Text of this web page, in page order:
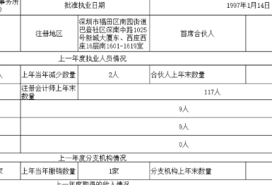
作公司以及宝安区石岩街道办事处所辖社区25家股份合作公司清产核资
我所中标深圳市蛇口南水实业股份有限公司进行经营班子任期财务收支审计